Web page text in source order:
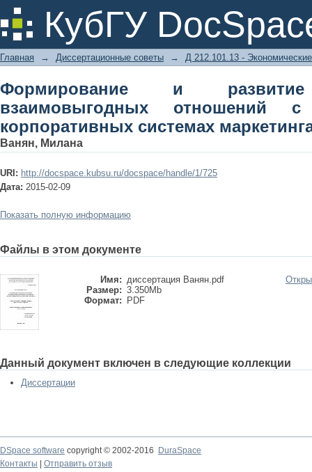
КубГУ
Формирование и развитие
работниками в корпоративных
Главная → Диссертационные советы → Д 212.101.13 -
Формирование и развитие
взаимовыгодных отношений
корпоративных системах
Ванян, Милана
URI: http://docspace.kubsu.ru/docspace/handle/1/725
Дата: 2015-02-09
Показать полную информацию
Файлы в этом документе
Имя: диссертация Ванян.pdf
Размер: 3.350Mb
Формат:
PDF
Данный документ включен в следующие коллекции
Диссертации
DSpace software copyright © 2002-2016
DuraSpace
Контакты
Отправить отзыв